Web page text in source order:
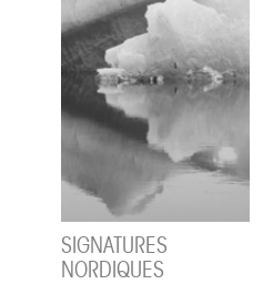
SIGNATURES
NORDIQUES